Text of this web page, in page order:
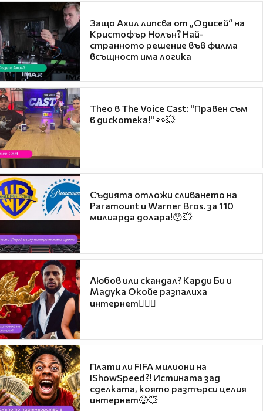
Защо Ахил липсва от „Одисей“ на
Кристофър Нолън? Най-
странното решение във филма
всъщност има логика
Theo в The Voice Cast: "Правен съм
в дискотека!" 👀💥
Съдията отложи сливането на
Paramount и Warner Bros. за 110
милиарда долара!😯💥
Любов или скандал? Карди Би и
Мадука Окойе разпалиха
интернет❤️‍🔥🔥
Плати ли FIFA милиони на
IShowSpeed?! Истината зад
сделката, която разтърси целия
интернет🤑💥